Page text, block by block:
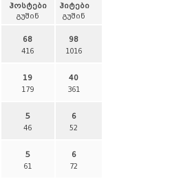
ჰოსტები
გუშინ
ჰიტები
გუშინ
68
416
98
1016
19
179
40
361
5
46
6
52
5
61
6
72